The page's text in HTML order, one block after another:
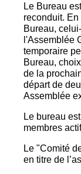
Le Bureau
reconduit.
Bureau,
l'Assemblée
temporaire
Bureau,
de la
départ de
Assemblée
Le bureau
membres
Le "Comité
en titre de